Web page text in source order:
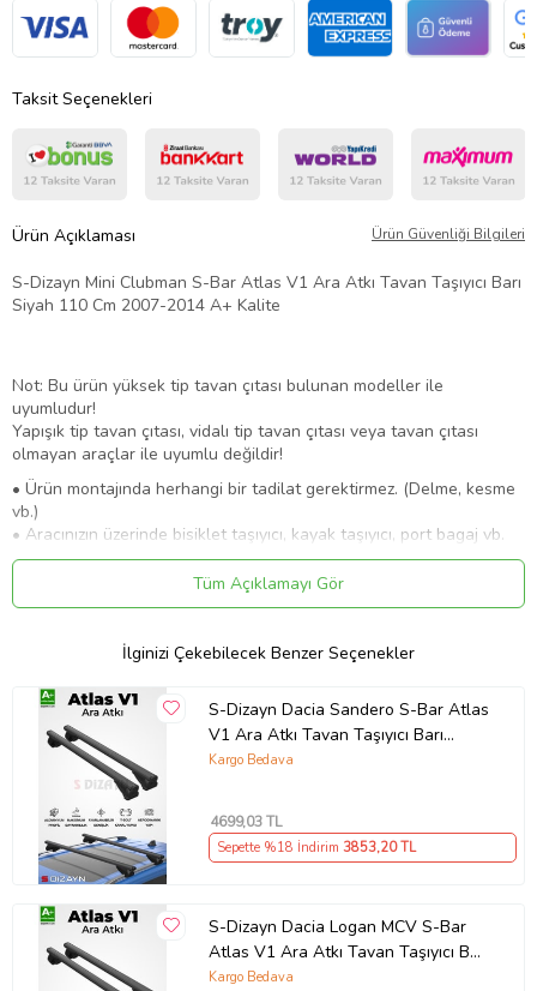
Taksit Seçenekleri
Ürün Açıklaması Ürün Güvenliği Bilgileri
S-Dizayn Mini Clubman S-Bar Atlas V1 Ara Atkı Tavan Taşıyıcı Barı
Siyah 110 Cm 2007-2014 A+ Kalite
Not: Bu ürün yüksek tip tavan çıtası bulunan modeller ile
uyumludur!
Yapışık tip tavan çıtası, vidalı tip tavan çıtası veya tavan çıtası
olmayan araçlar ile uyumlu değildir!
• Ürün montajında herhangi bir tadilat gerektirmez. (Delme, kesme
vb.)
• Aracınızın üzerinde bisiklet taşıyıcı, kayak taşıyıcı, port bagaj vb.
ürünleri taşımak için kullanılır.
• Yüksek tip tavan çıtaları ile uyumludur.
• A+ Kalite birinci sınıf 6000 serisi aluminyumdan üretilmektedir.
halindeyken tavan üzerindeki yükün 75 kg’ı aşmaması
• Tavan çıtası bulunmayan araçlarda kullanılmaz.
Ürün Kodu:kcm57250610
Tüm Açıklamayı Gör
İlginizi Çekebilecek Benzer Seçenekler
S-Dizayn Dacia Sandero S-Bar Atlas
V1 Ara Atkı Tavan Taşıyıcı Barı
Siyah 120 Cm 2008-2012 A+ Kalite
Kargo Bedava
4699,03 TL
Sepette %18 İndirim 3853,20 TL
S-Dizayn Dacia Logan MCV S-Bar
Atlas V1 Ara Atkı Tavan Taşıyıcı Barı
Siyah 120 Cm 2006-2012 A+ Kalite
Kargo Bedava